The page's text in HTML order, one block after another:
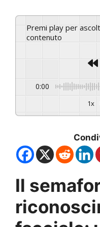
Premi play per ascoltare questo
contenuto
0:00
1x
Il